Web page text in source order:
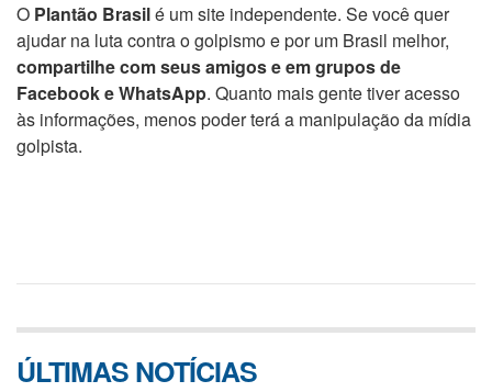
O Plantão Brasilé um site independente. Se você quer
ajudar na luta contra o golpismo e por um Brasil melhor,
compartilhe com seus amigos e em grupos de
Facebook e WhatsApp. Quanto mais gente tiver acesso
às informações, menos poder terá a manipulação da mídia
golpista.
ÚLTIMAS NOTÍCIAS